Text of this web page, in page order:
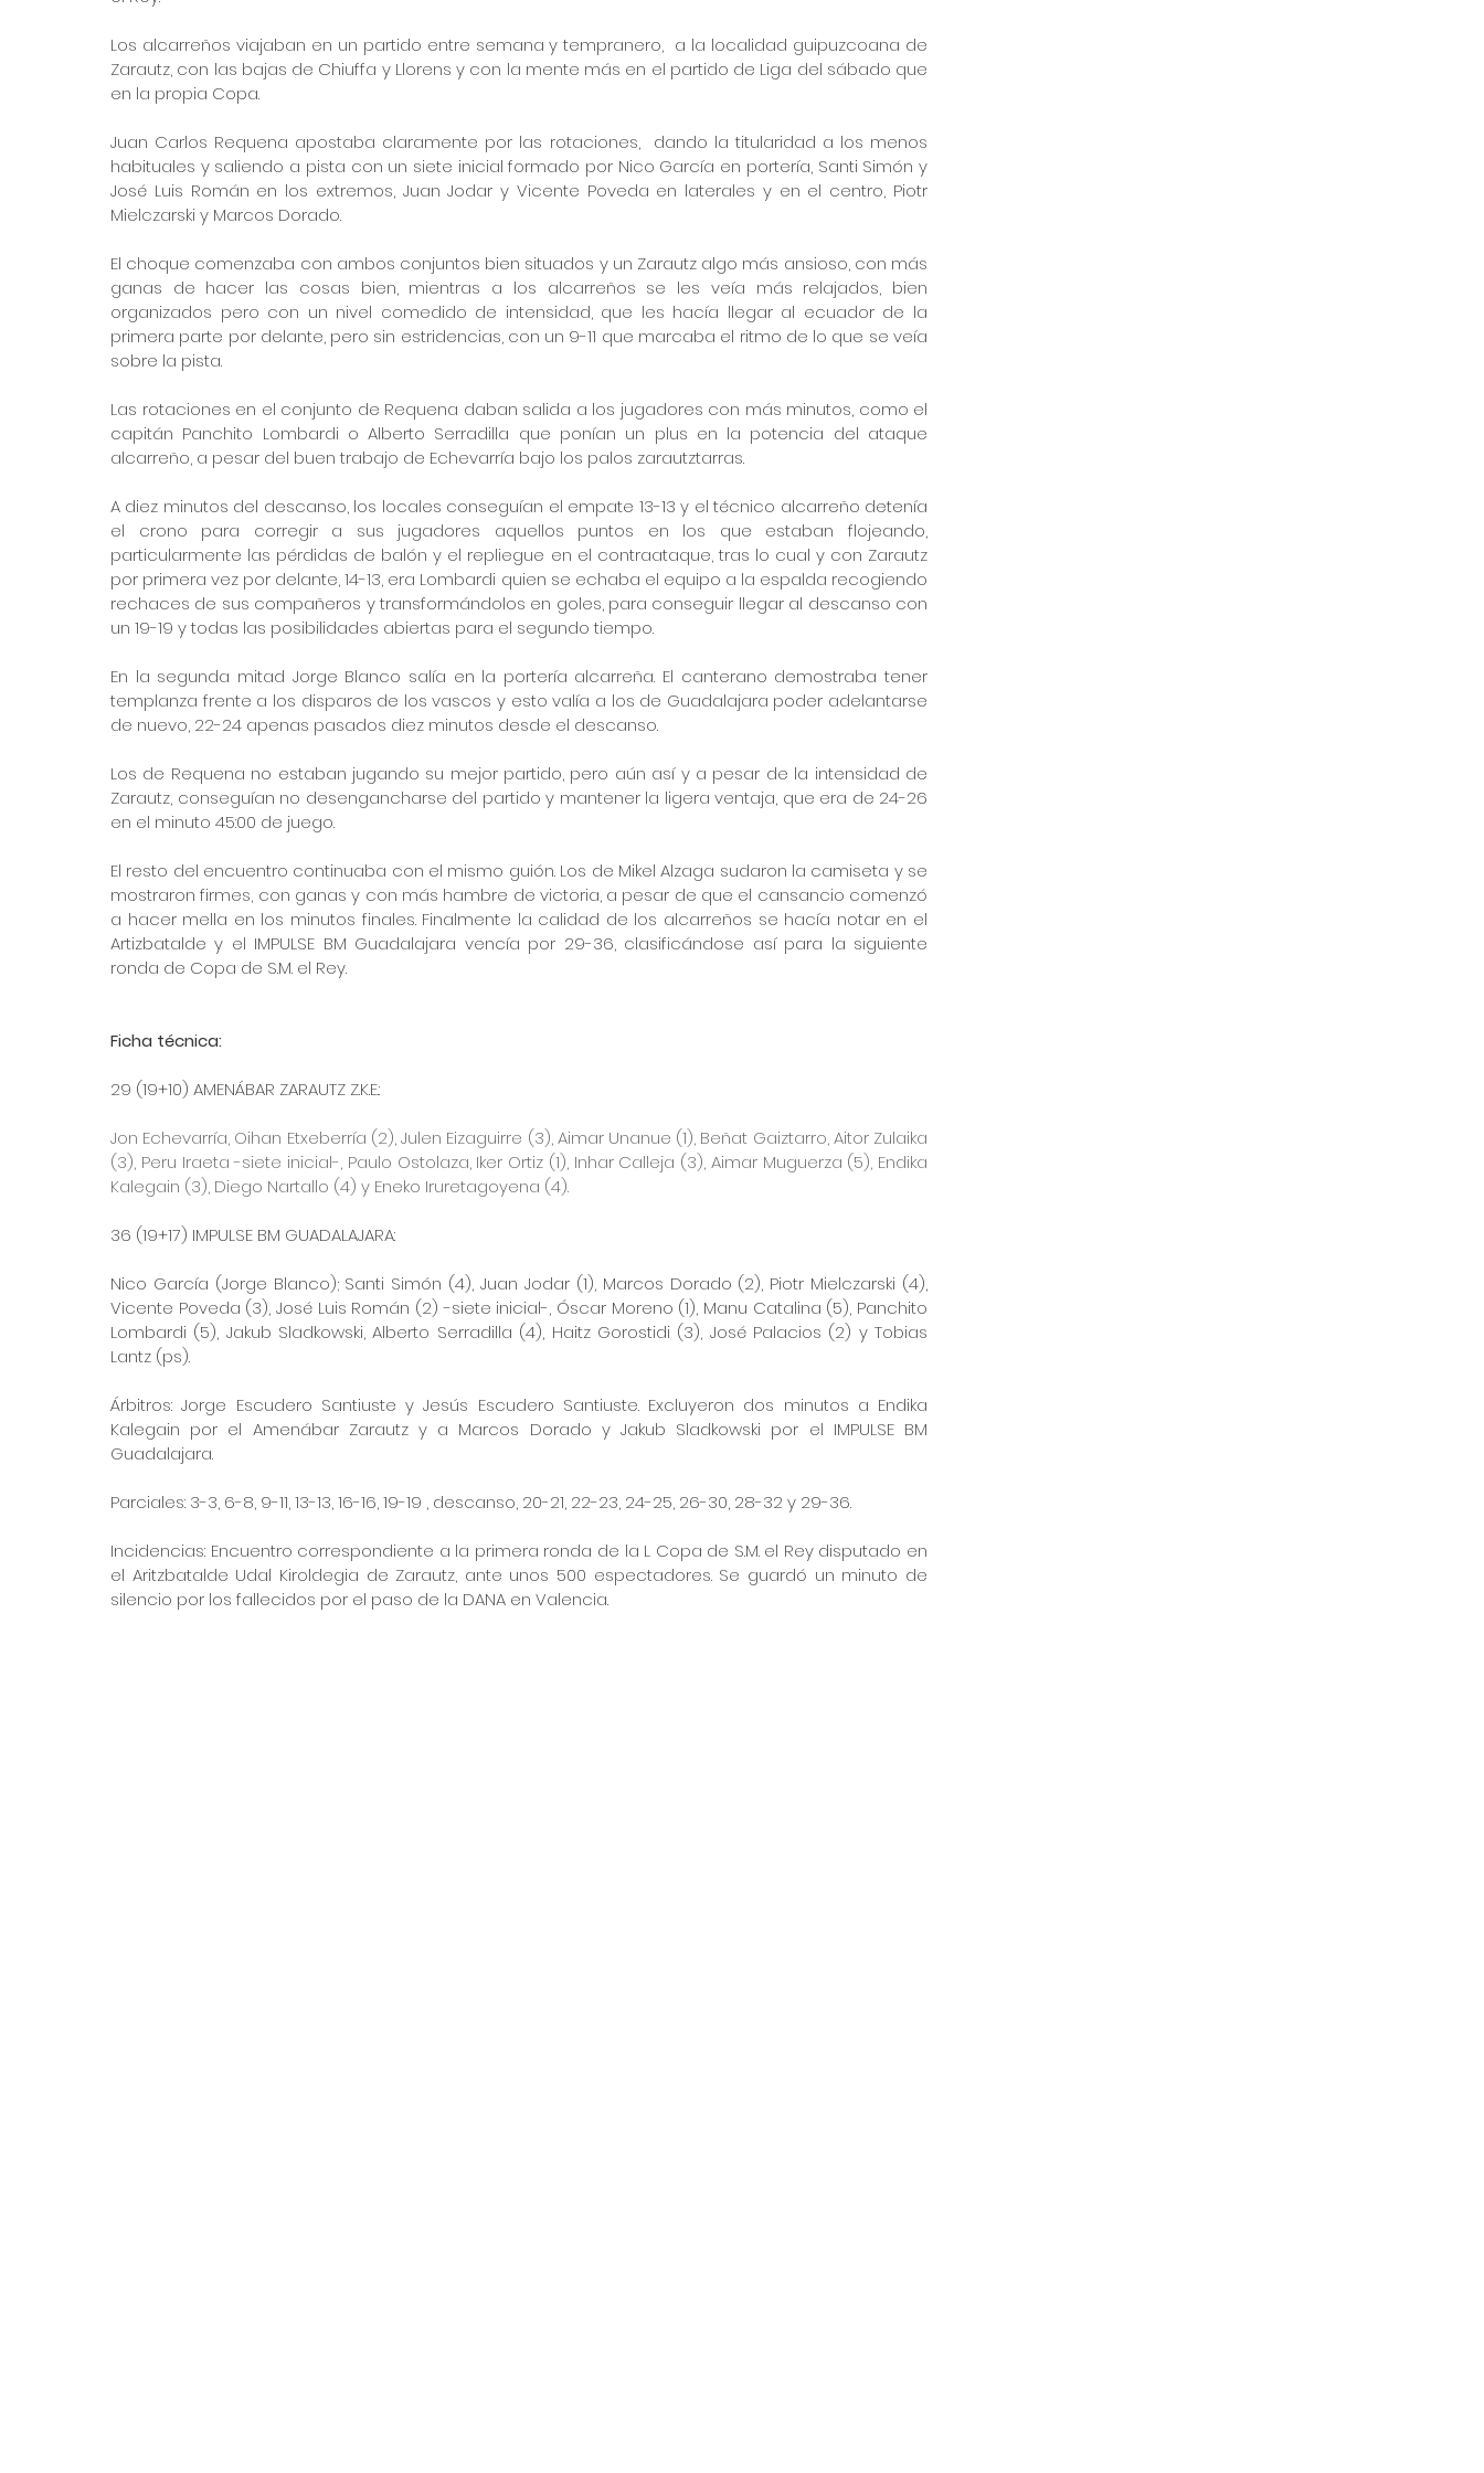
Los alcarreños viajaban en un partido entre semana y tempranero,  a la localidad guipuzcoana de
Zarautz, con las bajas de Chiuffa y Llorens y con la mente más en el partido de Liga del sábado que
en la propia Copa.
Juan Carlos Requena apostaba claramente por las rotaciones,  dando la titularidad a los menos
habituales y saliendo a pista con un siete inicial formado por Nico García en portería, Santi Simón y
José Luis Román en los extremos, Juan Jodar y Vicente Poveda en laterales y en el centro, Piotr
Mielczarski y Marcos Dorado.
El choque comenzaba con ambos conjuntos bien situados y un Zarautz algo más ansioso, con más
ganas de hacer las cosas bien, mientras a los alcarreños se les veía más relajados, bien
organizados pero con un nivel comedido de intensidad, que les hacía llegar al ecuador de la
primera parte por delante, pero sin estridencias, con un 9-11 que marcaba el ritmo de lo que se veía
sobre la pista.
Las rotaciones en el conjunto de Requena daban salida a los jugadores con más minutos, como el
capitán Panchito Lombardi o Alberto Serradilla que ponían un plus en la potencia del ataque
alcarreño, a pesar del buen trabajo de Echevarría bajo los palos zarautztarras.
A diez minutos del descanso, los locales conseguían el empate 13-13 y el técnico alcarreño detenía
el crono para corregir a sus jugadores aquellos puntos en los que estaban flojeando,
particularmente las pérdidas de balón y el repliegue en el contraataque, tras lo cual y con Zarautz
por primera vez por delante, 14-13, era Lombardi quien se echaba el equipo a la espalda recogiendo
rechaces de sus compañeros y transformándolos en goles, para conseguir llegar al descanso con
un 19-19 y todas las posibilidades abiertas para el segundo tiempo.
En la segunda mitad Jorge Blanco salía en la portería alcarreña. El canterano demostraba tener
templanza frente a los disparos de los vascos y esto valía a los de Guadalajara poder adelantarse
de nuevo, 22-24 apenas pasados diez minutos desde el descanso.
Los de Requena no estaban jugando su mejor partido, pero aún así y a pesar de la intensidad de
Zarautz, conseguían no desengancharse del partido y mantener la ligera ventaja, que era de 24-26
en el minuto 45:00 de juego.
El resto del encuentro continuaba con el mismo guión. Los de Mikel Alzaga sudaron la camiseta y se
mostraron firmes, con ganas y con más hambre de victoria, a pesar de que el cansancio comenzó
a hacer mella en los minutos finales. Finalmente la calidad de los alcarreños se hacía notar en el
Artizbatalde y el IMPULSE BM Guadalajara vencía por 29-36, clasificándose así para la siguiente
ronda de Copa de S.M. el Rey.
Ficha técnica:
29 (19+10) AMENÁBAR ZARAUTZ Z.K.E.:
Jon Echevarría, Oihan Etxeberría (2), Julen Eizaguirre (3), Aimar Unanue (1), Beñat Gaiztarro, Aitor Zulaika
(3), Peru Iraeta -siete inicial-, Paulo Ostolaza, Iker Ortiz (1), Inhar Calleja (3), Aimar Muguerza (5), Endika
Kalegain (3), Diego Nartallo (4) y Eneko Iruretagoyena (4).
36 (19+17) IMPULSE BM GUADALAJARA:
Nico García (Jorge Blanco); Santi Simón (4), Juan Jodar (1), Marcos Dorado (2), Piotr Mielczarski (4),
Vicente Poveda (3), José Luis Román (2) -siete inicial-, Óscar Moreno (1), Manu Catalina (5), Panchito
Lombardi (5), Jakub Sladkowski, Alberto Serradilla (4), Haitz Gorostidi (3), José Palacios (2) y Tobias
Lantz (ps).
Árbitros: Jorge Escudero Santiuste y Jesús Escudero Santiuste. Excluyeron dos minutos a Endika
Kalegain por el Amenábar Zarautz y a Marcos Dorado y Jakub Sladkowski por el IMPULSE BM
Guadalajara.
Parciales: 3-3, 6-8, 9-11, 13-13, 16-16, 19-19 , descanso, 20-21, 22-23, 24-25, 26-30, 28-32 y 29-36.
Incidencias: Encuentro correspondiente a la primera ronda de la L Copa de S.M. el Rey disputado en
el Aritzbatalde Udal Kiroldegia de Zarautz, ante unos 500 espectadores. Se guardó un minuto de
silencio por los fallecidos por el paso de la DANA en Valencia.